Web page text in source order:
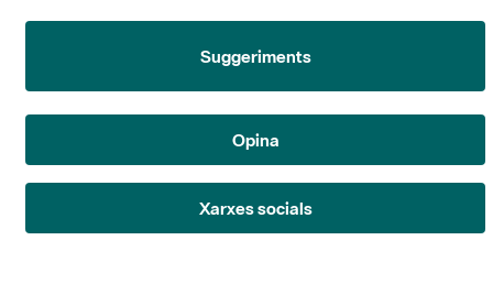
Suggeriments
Opina
Xarxes socials